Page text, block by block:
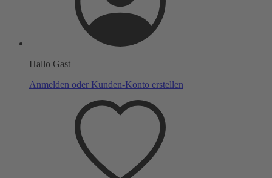
Hallo Gast
Anmelden oder Kunden-Konto erstellen